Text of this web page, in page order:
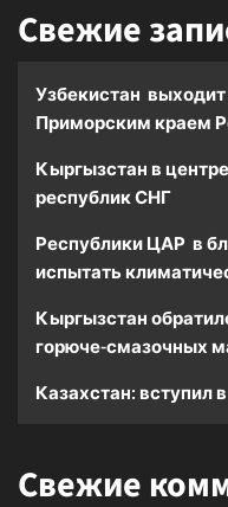
Свежие
Узбекистан
Приморским краем
Кыргызстан в
республик СНГ
Республики ЦАР в
испытать
Кыргызстан
горюче-смазочных
Казахстан: вступил
Свежие